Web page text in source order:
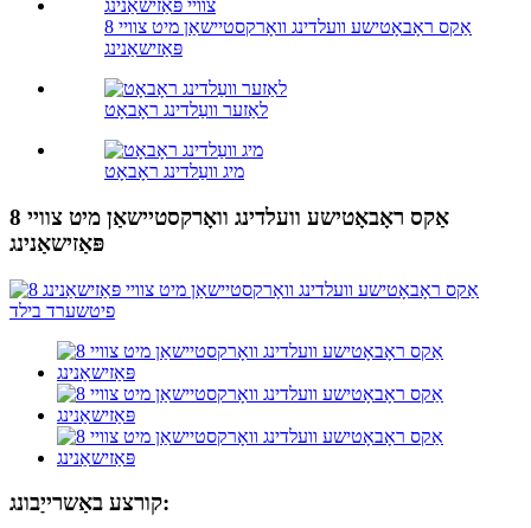
8 אַקס ראָבאָטישע וועלדינג וואָרקסטיישאַן מיט צוויי
פּאַזישאַנינג
לאַזער וועַלדינג ראָבאָט
מיג וועַלדינג ראָבאָט
8 אַקס ראָבאָטישע וועלדינג וואָרקסטיישאַן מיט צוויי
פּאַזישאַנינג
קורצע באַשרייַבונג: